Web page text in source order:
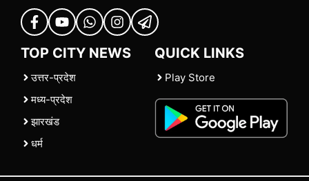
TOP CITY NEWS
उत्तर-प्रदेश
मध्य-प्रदेश
झारखंड
धर्म
QUICK LINKS
Play Store